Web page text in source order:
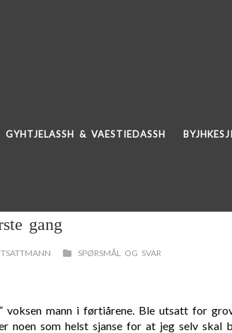
GYHTJELASSH & VAESTIEDASSH
gang
SPØRSMÅL OG SVAR
voksen mann i førtiårene. Ble utsatt for
noen som helst sjanse for at jeg selv